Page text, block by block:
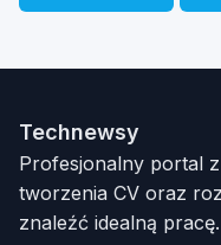
Technewsy
Profesjonalny portal
tworzenia CV oraz
znaleźć idealną pracę.